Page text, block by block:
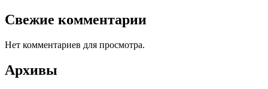
Свежие комментарии
Нет комментариев для просмотра.
Архивы